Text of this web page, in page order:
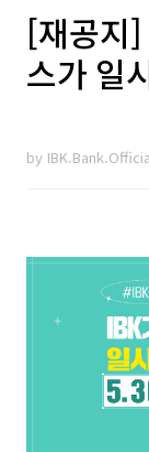
[재공지
스가 일
by